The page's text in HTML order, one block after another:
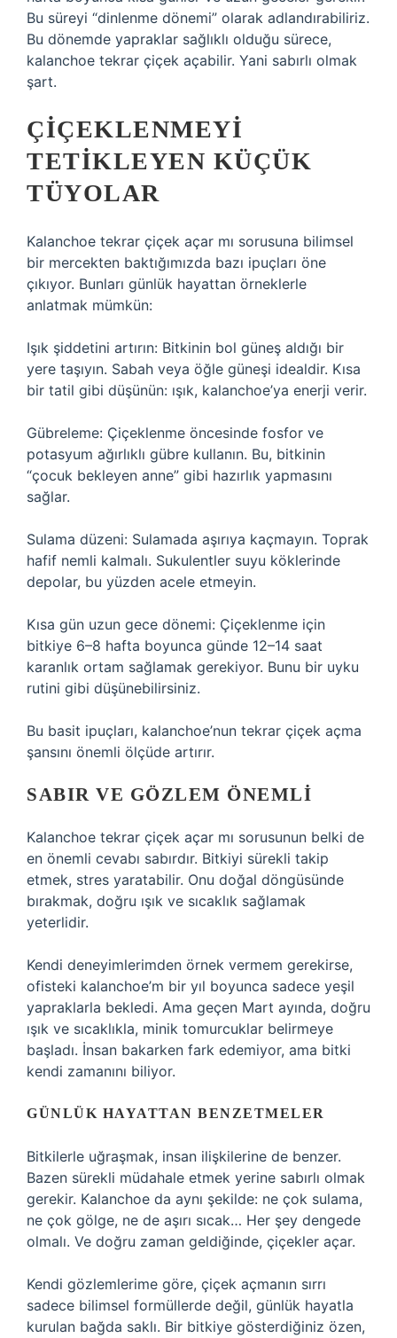
Bu süreyi “dinlenme dönemi” olarak adlandırabiliriz.
Bu dönemde yapraklar sağlıklı olduğu sürece,
kalanchoe tekrar çiçek açabilir. Yani sabırlı olmak
şart.
ÇIÇEKLENMEYI
TETIKLEYEN KÜÇÜK
TÜYOLAR
Kalanchoe tekrar çiçek açar mı sorusuna bilimsel
bir mercekten baktığımızda bazı ipuçları öne
çıkıyor. Bunları günlük hayattan örneklerle
anlatmak mümkün:
Işık şiddetini artırın: Bitkinin bol güneş aldığı bir
yere taşıyın. Sabah veya öğle güneşi idealdir. Kısa
bir tatil gibi düşünün: ışık, kalanchoe’ya enerji verir.
Gübreleme: Çiçeklenme öncesinde fosfor ve
potasyum ağırlıklı gübre kullanın. Bu, bitkinin
“çocuk bekleyen anne” gibi hazırlık yapmasını
sağlar.
Sulama düzeni: Sulamada aşırıya kaçmayın. Toprak
hafif nemli kalmalı. Sukulentler suyu köklerinde
depolar, bu yüzden acele etmeyin.
Kısa gün uzun gece dönemi: Çiçeklenme için
bitkiye 6–8 hafta boyunca günde 12–14 saat
karanlık ortam sağlamak gerekiyor. Bunu bir uyku
rutini gibi düşünebilirsiniz.
Bu basit ipuçları, kalanchoe’nun tekrar çiçek açma
şansını önemli ölçüde artırır.
SABIR VE GÖZLEM ÖNEMLI
Kalanchoe tekrar çiçek açar mı sorusunun belki de
en önemli cevabı sabırdır. Bitkiyi sürekli takip
etmek, stres yaratabilir. Onu doğal döngüsünde
bırakmak, doğru ışık ve sıcaklık sağlamak
yeterlidir.
Kendi deneyimlerimden örnek vermem gerekirse,
ofisteki kalanchoe’m bir yıl boyunca sadece yeşil
yapraklarla bekledi. Ama geçen Mart ayında, doğru
ışık ve sıcaklıkla, minik tomurcuklar belirmeye
başladı. İnsan bakarken fark edemiyor, ama bitki
kendi zamanını biliyor.
GÜNLÜK HAYATTAN BENZETMELER
Bitkilerle uğraşmak, insan ilişkilerine de benzer.
Bazen sürekli müdahale etmek yerine sabırlı olmak
gerekir. Kalanchoe da aynı şekilde: ne çok sulama,
ne çok gölge, ne de aşırı sıcak… Her şey dengede
olmalı. Ve doğru zaman geldiğinde, çiçekler açar.
Kendi gözlemlerime göre, çiçek açmanın sırrı
sadece bilimsel formüllerde değil, günlük hayatla
kurulan bağda saklı. Bir bitkiye gösterdiğiniz özen,